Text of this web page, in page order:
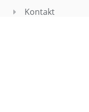
Kontakt